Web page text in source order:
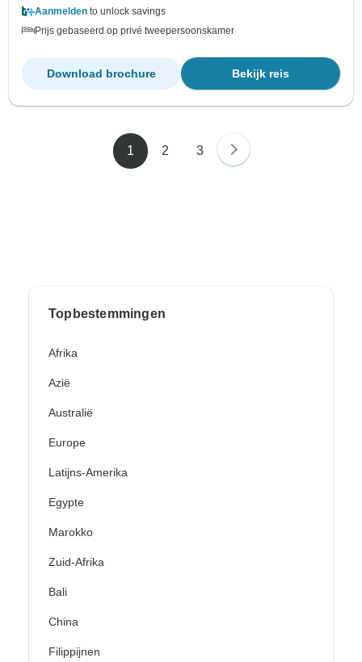
Aanmelden to unlock savings
Prijs gebaseerd op privé tweepersoonskamer
Bekijk reis
Download brochure
1 2 3
Topbestemmingen
Afrika
Azië
Australië
Europe
Latijns-Amerika
Egypte
Marokko
Zuid-Afrika
Bali
China
Filippijnen